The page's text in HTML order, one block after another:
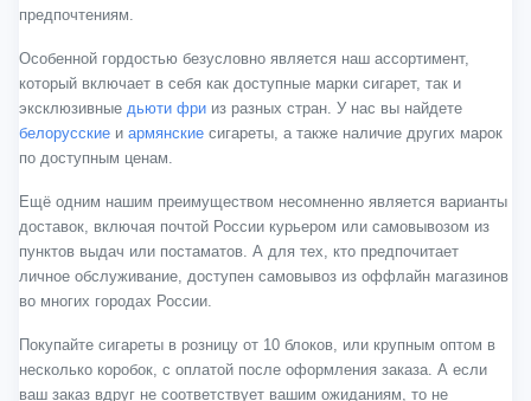
предпочтениям.
Особенной гордостью безусловно является наш ассортимент,
который включает в себя как доступные марки сигарет, так и
эксклюзивные дьюти фри из разных стран. У нас вы найдете
белорусские и армянские сигареты, а также наличие других марок
по доступным ценам.
Ещё одним нашим преимуществом несомненно является варианты
доставок, включая почтой России курьером или самовывозом из
пунктов выдач или постаматов. А для тех, кто предпочитает
личное обслуживание, доступен самовывоз из оффлайн магазинов
во многих городах России.
Покупайте сигареты в розницу от 10 блоков, или крупным оптом в
несколько коробок, с оплатой после оформления заказа. А если
ваш заказ вдруг не соответствует вашим ожиданиям, то не